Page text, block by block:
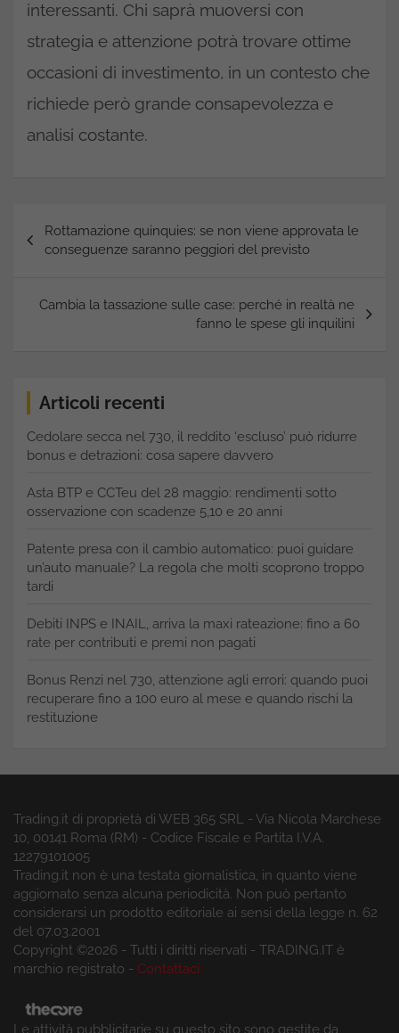
interessanti. Chi saprà muoversi con
strategia e attenzione potrà trovare ottime
occasioni di investimento, in un contesto che
richiede però grande consapevolezza e
analisi costante.
articoli
Rottamazione quinquies: se non viene approvata le
conseguenze saranno peggiori del previsto
Cambia la tassazione sulle case: perché in realtà ne
fanno le spese gli inquilini
Articoli recenti
Cedolare secca nel 730, il reddito ‘escluso’ può ridurre
bonus e detrazioni: cosa sapere davvero
Asta BTP e CCTeu del 28 maggio: rendimenti sotto
osservazione con scadenze 5,10 e 20 anni
Patente presa con il cambio automatico: puoi guidare
un’auto manuale? La regola che molti scoprono troppo
tardi
Debiti INPS e INAIL, arriva la maxi rateazione: fino a 60
rate per contributi e premi non pagati
Bonus Renzi nel 730, attenzione agli errori: quando puoi
recuperare fino a 100 euro al mese e quando rischi la
restituzione
Trading.it di proprietà di WEB 365 SRL - Via Nicola Marchese
10, 00141 Roma (RM) - Codice Fiscale e Partita I.V.A.
12279101005
Trading.it non è una testata giornalistica, in quanto viene
aggiornato senza alcuna periodicità. Non può pertanto
considerarsi un prodotto editoriale ai sensi della legge n. 62
del 07.03.2001
Copyright ©2026 - Tutti i diritti riservati - TRADING.IT è
marchio registrato - Contattaci
Le attività pubblicitarie su questo sito sono gestite da